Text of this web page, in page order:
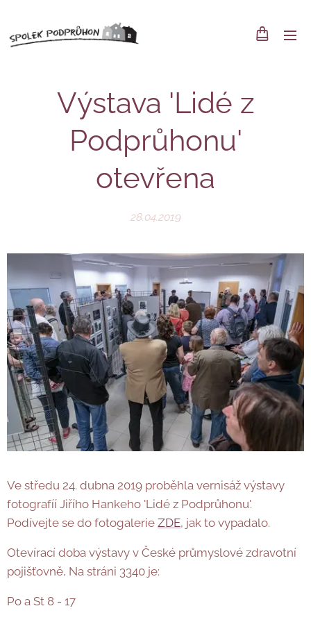
Výstava 'Lidé z
Podprůhonu'
otevřena
28.04.2019
Ve středu 24. dubna 2019 proběhla vernisáž výstavy
fotografíí Jiřího Hankeho 'Lidé z Podprůhonu'.
Podívejte se do fotogalerie ZDE, jak to vypadalo.
Otevírací doba výstavy v České průmyslové zdravotní
pojišťovně, Na stráni 3340 je:
Po a St 8 - 17